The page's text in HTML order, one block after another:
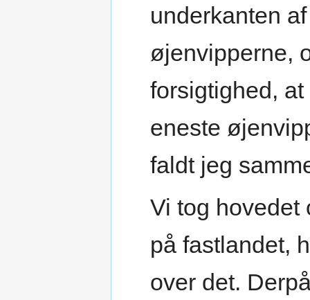
underkanten
øjenvipperne,
forsigtighed,
eneste
faldt jeg
Vi tog hovedet
på fastlandet,
over det.